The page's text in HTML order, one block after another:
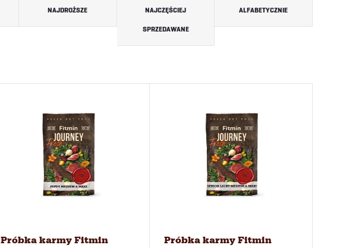
NAJDROŻSZE NAJCZĘŚCIEJ
SPRZEDAWANE
ALFABETYCZNIE
Próbka karmy Fitmin
Próbka karmy Fitmin